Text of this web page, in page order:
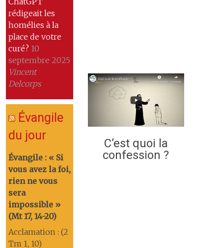
rédigeait les
homélies à la
place de votre
curé? 10
septembre 2025
Vincent
Delcorps
Évangile
du jour
Évangile : « Si
vous avez la foi,
rien ne vous
sera
impossible »
(Mt 17, 14-20)
Acclamation : (2
Tm 1, 10)
C’est quoi la
confession ?